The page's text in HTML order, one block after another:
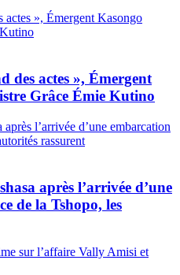
des actes », Émergent
Grâce Émie Kutino
après l’arrivée d’une
de la Tshopo, les